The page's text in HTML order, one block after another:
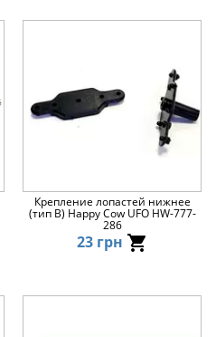
Крепление лопастей нижнее
(тип В) Happy Cow UFO HW-777-
286
23 грн